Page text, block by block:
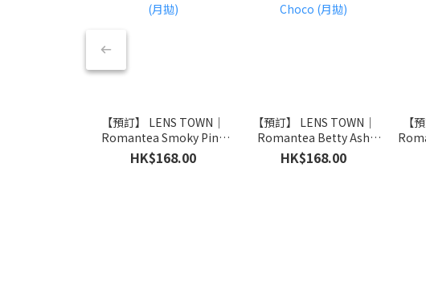
【預訂】 LENS TOWN｜
Romantea Smoky Pink
(月拋)
HK$168.00
【預訂】 LENS TOWN｜
Romantea Betty Ash
Choco (月拋)
HK$168.00
【